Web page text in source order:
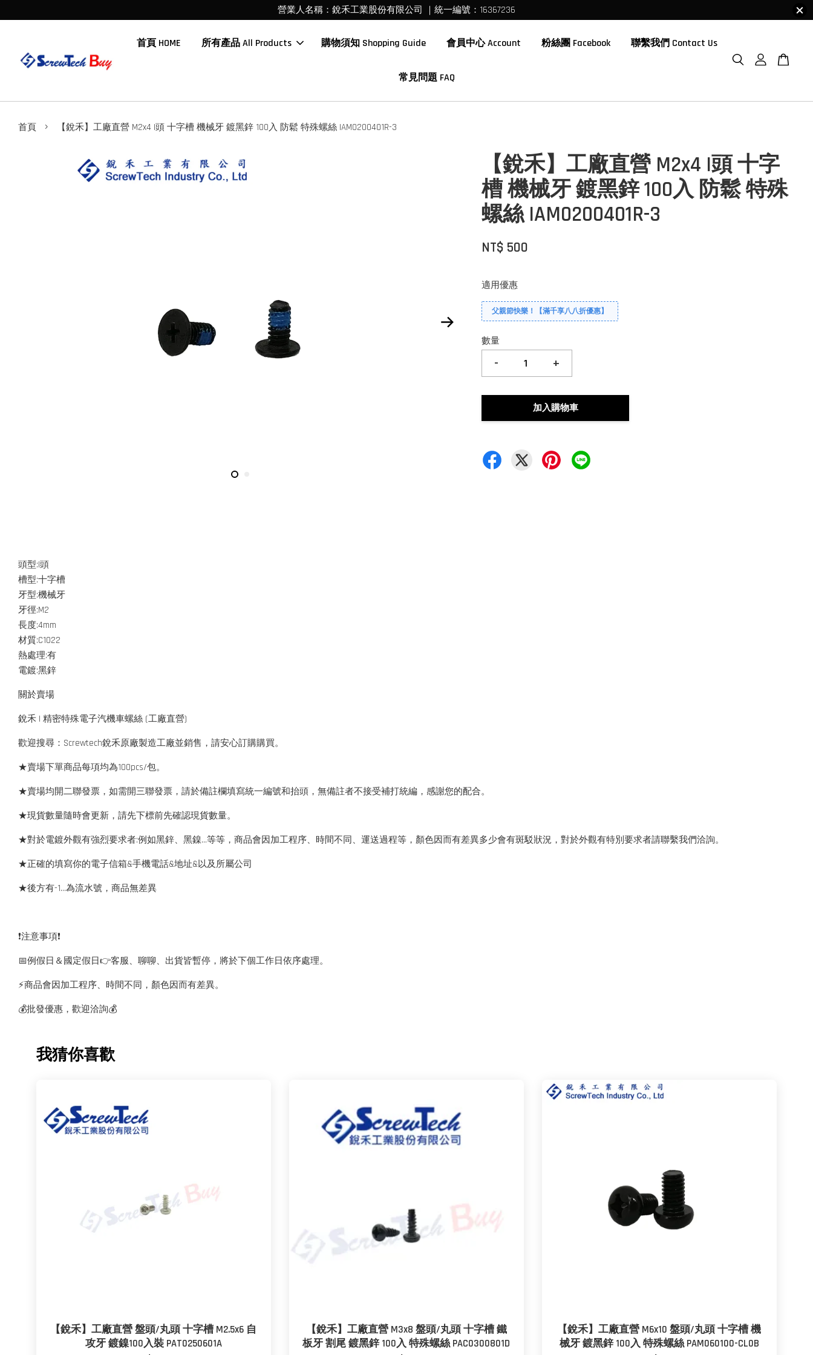
營業人名稱：銳禾工業股份有限公司 ｜統一編號：16367236
首頁 HOME 所有產品 All Products 購物須知 Shopping Guide 會員中心 Account 粉絲團 Facebook 聯繫我們 Contact Us
常見問題 FAQ
首頁 › 【銳禾】工廠直營 M2x4 I頭 十字槽 機械牙 鍍黑鋅 100入 防鬆 特殊螺絲 IAM0200401R-3
【銳禾】工廠直營 M2x4 I頭 十字
槽 機械牙 鍍黑鋅 100入 防鬆 特殊
螺絲 IAM0200401R-3
NT$ 500
適用優惠
父親節快樂！【滿千享八八折優惠】
數量
- +
加入購物車
頭型:I頭
槽型:十字槽
牙型:機械牙
牙徑:M2
長度:4mm
材質:C1022
熱處理:有
電鍍:黑鋅
關於賣場
銳禾 | 精密特殊電子汽機車螺絲 (工廠直營)
歡迎搜尋：Screwtech銳禾原廠製造工廠並銷售，請安心訂購購買。
★賣場下單商品每項均為100pcs/包。
★賣場均開二聯發票，如需開三聯發票，請於備註欄填寫統一編號和抬頭，無備註者不接受補打統編，感謝您的配合。
★現貨數量隨時會更新，請先下標前先確認現貨數量。
★對於電鍍外觀有強烈要求者:例如黑鋅、黑鎳...等等，商品會因加工程序、時間不同、運送過程等，顏色因而有差異多少會有斑駁狀況，對於外觀有特別要求者請聯繫我們洽詢。
★正確的填寫你的電子信箱&手機電話&地址&以及所屬公司
★後方有-1…為流水號，商品無差異
❗️注意事項❗️
📅例假日＆國定假日👉客服、聊聊、出貨皆暫停，將於下個工作日依序處理。
⚡️商品會因加工程序、時間不同，顏色因而有差異。
💰批發優惠，歡迎洽詢💰
我猜你喜歡
【銳禾】工廠直營 盤頭/丸頭 十字槽 M2.5x6 自
攻牙 鍍鎳100入裝 PAT0250601A
【銳禾】工廠直營 M3x8 盤頭/丸頭 十字槽 鐵
板牙 割尾 鍍黑鋅 100入 特殊螺絲 PAC0300801D
【銳禾】工廠直營 M6x10 盤頭/丸頭 十字槽 機
械牙 鍍黑鋅 100入 特殊螺絲 PAM060100-CL0B